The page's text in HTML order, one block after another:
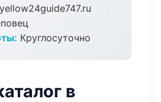
Круглосуточно
в